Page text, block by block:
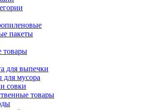
пакеты
товары
для выпечки
для мусора
совки
товары